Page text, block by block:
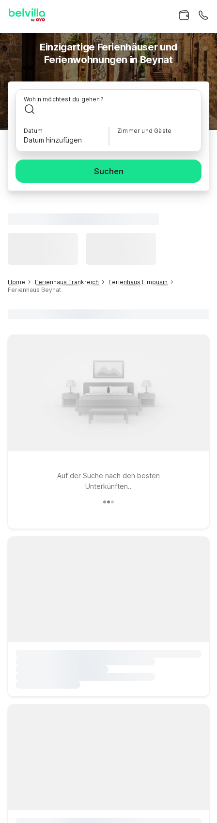
Einzigartige Ferienhäuser und
Ferienwohnungen in Beynat
Wohin möchtest du gehen?
Datum
Datum hinzufügen
Zimmer und Gäste
Suchen
Home Ferienhaus Frankreich
Ferienhaus Limousin
Ferienhaus Beynat
Auf der Suche nach den besten
Unterkünften..